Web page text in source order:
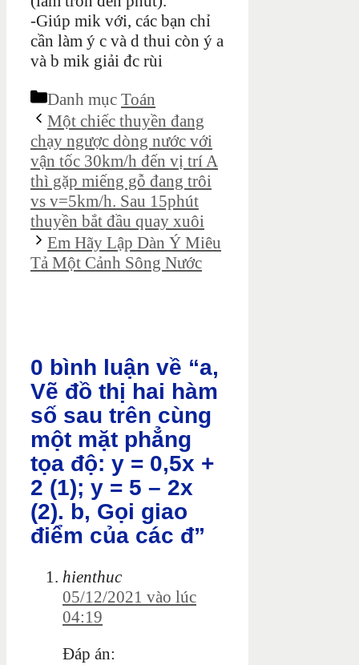
-Giúp mik với, các bạn chỉ
cần làm ý c và d thui còn ý a
và b mik giải đc rùi
Danh mục Toán
Một chiếc thuyền đang
chạy ngược dòng nước với
vận tốc 30km/h đến vị trí A
thì gặp miếng gỗ đang trôi
vs v=5km/h. Sau 15phút
thuyền bắt đầu quay xuôi
Em Hãy Lập Dàn Ý Miêu
Tả Một Cảnh Sông Nước
0 bình luận về “a,
Vẽ đồ thị hai hàm
số sau trên cùng
một mặt phẳng
tọa độ: y = 0,5x +
2 (1); y = 5 – 2x
(2). b, Gọi giao
điểm của các đ”
hienthuc
05/12/2021 vào lúc
04:19
Đáp án: